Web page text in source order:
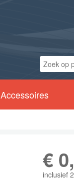
Accessoires
€
inclusief